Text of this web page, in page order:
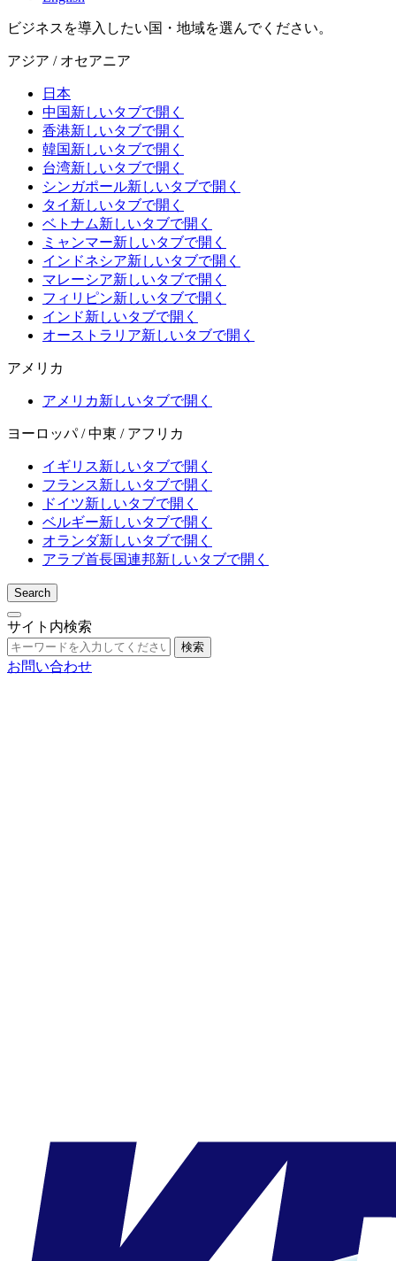
ビジネスを導入したい国・地域を選んでください。
アジア / オセアニア
日本
中国新しいタブで開く
香港新しいタブで開く
韓国新しいタブで開く
台湾新しいタブで開く
シンガポール新しいタブで開く
タイ 新しいタブで開く
ベトナム新しいタブで開く
ミャンマー新しいタブで開く
インドネシア新しいタブで開く
マレーシア新しいタブで開く
フィリピン新しいタブで開く
インド新しいタブで開く
オーストラリア新しいタブで開く
アメリカ
アメリカ新しいタブで開く
ヨーロッパ / 中東 / アフリカ
イギリス新しいタブで開く
フランス新しいタブで開く
ドイツ新しいタブで開く
ベルギー新しいタブで開く
オランダ新しいタブで開く
アラブ首長国連邦新しいタブで開く
Search
サイト内検索
検索
お問い合わせ